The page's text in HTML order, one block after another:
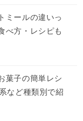
ミールの違いっ
べ方・レシピも
菓子の簡単レシ
など種類別で紹